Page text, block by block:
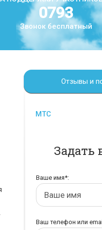
0793
Звонок бесплатный
Отзывы и
МТС
Задать
Ваше имя*:
Ваш телефон или